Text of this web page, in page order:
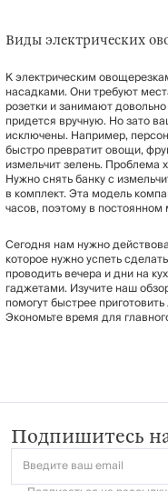
Виды электрических
К электрическим
насадками. Они требуют
розетки и занимают
придется вручную. Но зато
исключены. Например,
быстро превратит овощи,
измельчит зелень. Проблема
Нужно снять банку с
в комплект. Эта модель
часов, поэтому в
Сегодня нам нужно
которое нужно успеть
проводить вечера и дни на
гаджетами. Изучите наш
помогут быстрее
Экономьте время для
Подпишитесь
Введите ваш email